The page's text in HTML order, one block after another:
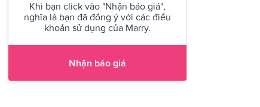
Khi bạn click vào "Nhận báo giá",
nghĩa là bạn đã đồng ý với các điều
khoản sử dụng của Marry.
Nhận báo giá